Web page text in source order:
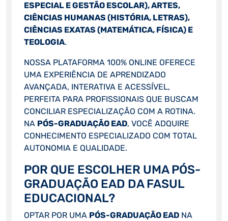
ESPECIAL E GESTÃO ESCOLAR), ARTES,
CIÊNCIAS HUMANAS (HISTÓRIA, LETRAS),
CIÊNCIAS EXATAS (MATEMÁTICA, FÍSICA) E
TEOLOGIA.
NOSSA PLATAFORMA 100% ONLINE OFERECE
UMA EXPERIÊNCIA DE APRENDIZADO
AVANÇADA, INTERATIVA E ACESSÍVEL,
PERFEITA PARA PROFISSIONAIS QUE BUSCAM
CONCILIAR ESPECIALIZAÇÃO COM A ROTINA.
NA PÓS-GRADUAÇÃO EAD, VOCÊ ADQUIRE
CONHECIMENTO ESPECIALIZADO COM TOTAL
AUTONOMIA E QUALIDADE.
POR QUE ESCOLHER UMA PÓS-
GRADUAÇÃO EAD DA FASUL
EDUCACIONAL?
OPTAR POR UMA PÓS-GRADUAÇÃO EADNA